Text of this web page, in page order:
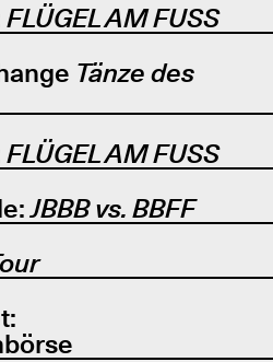
FLÜGEL AM FUSS
Tänze des
FLÜGEL AM FUSS
JBBB vs. BBFF